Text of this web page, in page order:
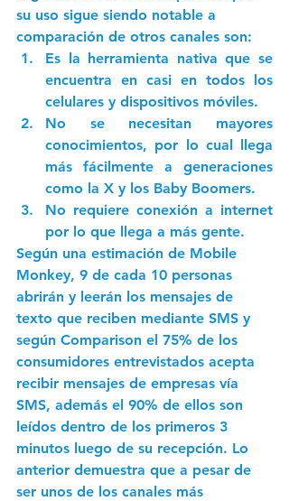
su uso sigue siendo notable a
comparación de otros canales son:
Es la herramienta nativa que se
encuentra en casi en todos los
celulares y dispositivos móviles.
No se necesitan mayores
conocimientos, por lo cual llega
más fácilmente a generaciones
como la X y los Baby Boomers.
No requiere conexión a internet
por lo que llega a más gente.
Según una estimación de Mobile
Monkey, 9 de cada 10 personas
abrirán y leerán los mensajes de
texto que reciben mediante SMS y
según Comparison el 75% de los
consumidores entrevistados acepta
recibir mensajes de empresas vía
SMS, además el 90% de ellos son
leídos dentro de los primeros 3
minutos luego de su recepción. Lo
anterior demuestra que a pesar de
ser unos de los canales más